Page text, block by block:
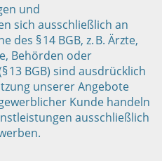
und
sich ausschließlich an
des § 14 BGB, z. B. Ärzte,
Behörden oder
13 BGB) sind ausdrücklich
unserer Angebote
Kunde handeln
ausschließlich